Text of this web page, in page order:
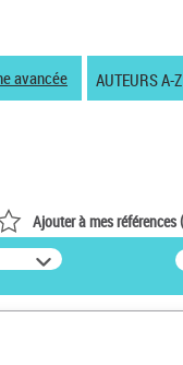
avancée AUTEURS A-Z
Ajouter à mes références